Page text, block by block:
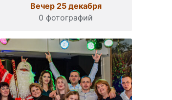
Вечер 25 декабря
0 фотографий